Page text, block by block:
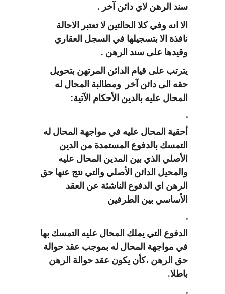
سند الرهن لاي دائن آخر .
الا انه وفي كلا الحالتين لا تعتبر الاحالة
نافذة الا بتسجيلها في السجل العقاري
وقيدها على سند الرهن .
يترتب على قيام الدائن المرتهن بتحويل
حقه الى دائن آخر ومطالبة المحال له
المحال عليه بالدين الأحكام الآتية:
أحقية المحال عليه في مواجهة المحال له
التمسك بالدفوع المستمدة من الدين
الأصلي الذي بين المدين المحال عليه
والمحيل الدائن الأصلي والتي نتج عنها حق
الرهن اي الدفوع الناشئة عن العقد
الأساسي بين الطرفين
الدفوع التي يملك المحال عليه التمسك بها
في مواجهة المحال له بموجب عقد حوالة
حق الرهن ،كأن يكون عقد حوالة الرهن
باطلا.